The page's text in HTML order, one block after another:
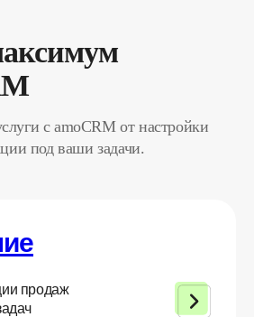
с amoCRM от настройки
под ваши задачи.
продаж